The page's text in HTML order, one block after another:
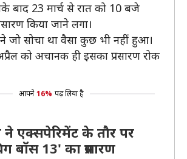
बाद 23 मार्च से रात को 10 बजे
किया जाने लगा।
जो सोचा था वैसा कुछ भी नहीं हुआ।
को अचानक ही इसका प्रसारण रोक
आपने 16% पढ़ लिया है
एक्सपेरिमेंट के तौर पर
बॉस 13' का प्रसारण